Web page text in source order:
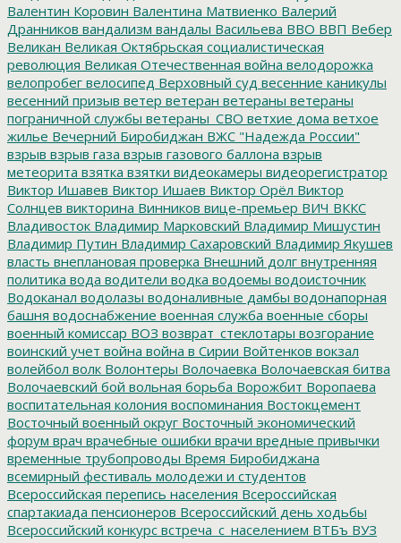
Валентин Коровин Валентина Матвиенко Валерий
Дранников вандализм вандалы Васильева ВВО ВВП Вебер
Великан Великая Октябрьская социалистическая
революция Великая Отечественная война велодорожка
велопробег велосипед Верховный суд весенние каникулы
весенний призыв ветер ветеран ветераны ветераны
пограничной службы ветераны_СВО ветхие дома ветхое
жилье Вечерний Биробиджан ВЖС "Надежда России"
взрыв взрыв газа взрыв газового баллона взрыв
метеорита взятка взятки видеокамеры видеорегистратор
Виктор Ишавев Виктор Ишаев Виктор Орёл Виктор
Солнцев викторина Винников вице-премьер ВИЧ ВККС
Владивосток Владимир Марковский Владимир Мишустин
Владимир Путин Владимир Сахаровский Владимир Якушев
власть внеплановая проверка Внешний долг внутренняя
политика вода водители водка водоемы водоисточник
Водоканал водолазы водоналивные дамбы водонапорная
башня водоснабжение военная служба военные сборы
военный комиссар ВОЗ возврат_стеклотары возгорание
воинский учет война война в Сирии Войтенков вокзал
волейбол волк Волонтеры Волочаевка Волочаевская битва
Волочаевский бой вольная борьба Ворожбит Воропаева
воспитательная колония воспоминания Востокцемент
Восточный военный округ Восточный экономический
форум врач врачебные ошибки врачи вредные привычки
временные трубопроводы Время Биробиджана
всемирный фестиваль молодежи и студентов
Всероссийская перепись населения Всероссийская
спартакиада пенсионеров Всероссийский день ходьбы
Всероссийский конкурс встреча_с_населением ВТБъ ВУЗ